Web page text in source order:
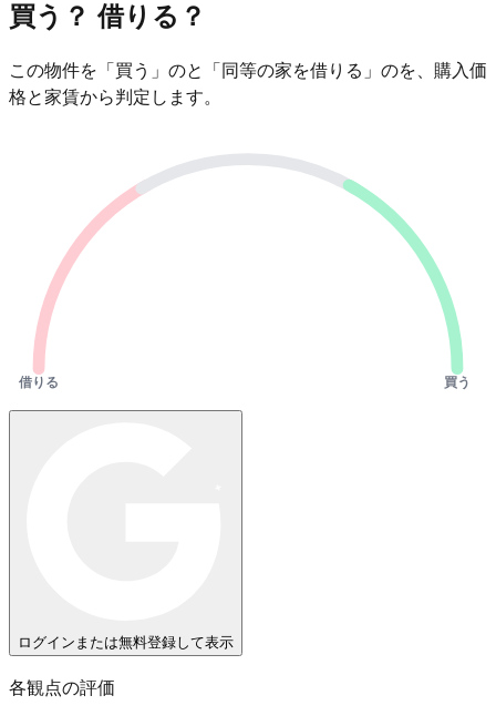
買う？ 借りる？
この物件を「買う」のと「同等の家を借りる」のを、購入価
格と家賃から判定します。
借りる 買う
ログインまたは無料登録して表示
各観点の評価